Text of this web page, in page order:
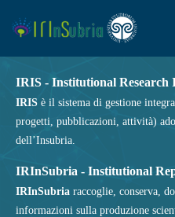
IRIS - Institutional Research
IRIS è il sistema di gestione
progetti, pubblicazioni, attività)
dell’Insubria.
IRInSubria - Institutional
IRInSubria raccoglie, conserva,
informazioni sulla produzione